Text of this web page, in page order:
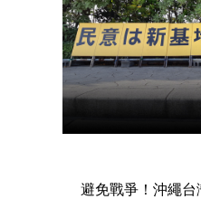
避免戰爭！沖繩台